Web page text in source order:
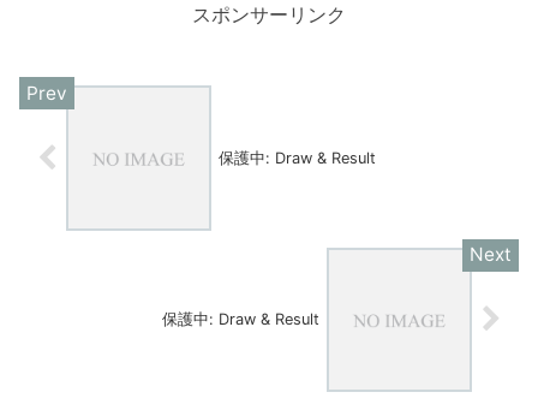
スポンサーリンク
保護中: Draw & Result
保護中: Draw & Result